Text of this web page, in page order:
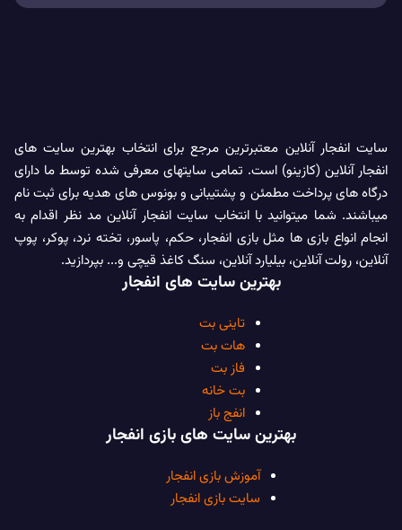
سایت انفجار آنلاین معتبرترین مرجع برای انتخاب بهترین سایت های
انفجار آنلاین (کازینو) است. تمامی سایتهای معرفی شده توسط ما دارای
درگاه های پرداخت مطمئن و پشتیبانی و بونوس های هدیه برای ثبت نام
میباشند. شما میتوانید با انتخاب سایت انفجار آنلاین مد نظر اقدام به
انجام انواع بازی ها مثل بازی انفجار، حکم، پاسور، تخته نرد، پوکر، پوپ
آنلاین، رولت آنلاین، بیلیارد آنلاین، سنگ کاغذ قیچی و... بپردازید.
بهترین سایت های انفجار
تاینی بت
هات بت
فاز بت
بت خانه
انفج باز
بهترین سایت های بازی انفجار
آموزش بازی انفجار
سایت بازی انفجار